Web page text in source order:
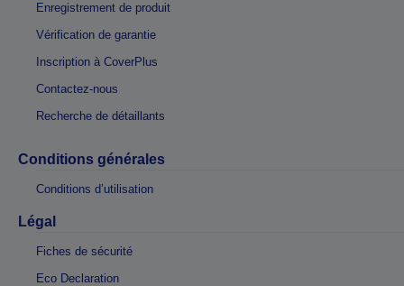
Enregistrement de produit
Vérification de garantie
Inscription à CoverPlus
Contactez-nous
Recherche de détaillants
Conditions générales
Conditions d’utilisation
Légal
Fiches de sécurité
Eco Declaration